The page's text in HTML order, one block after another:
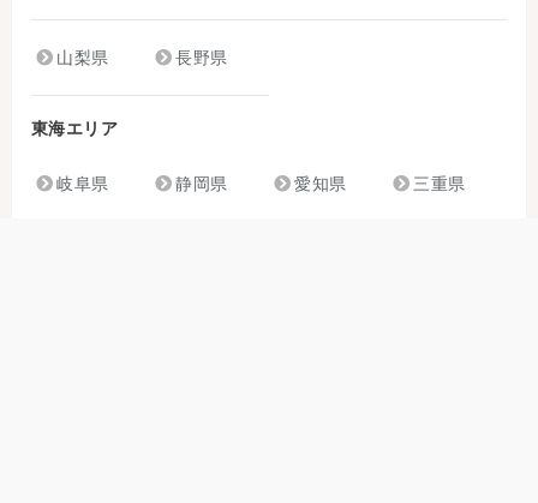
山梨県 長野県
東海エリア
岐阜県 静岡県 愛知県 三重県